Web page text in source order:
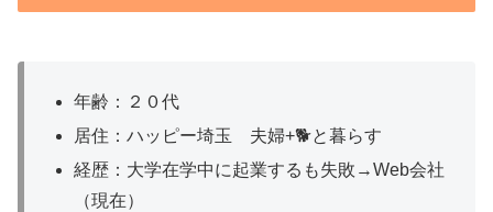
年齢：２０代
居住：ハッピー埼玉 夫婦+🐕と暮らす
経歴：大学在学中に起業するも失敗→Web会社
（現在）